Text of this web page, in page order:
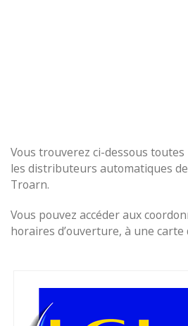
Vous trouverez ci-dessous
les distributeurs automatiques
Troarn.
Vous pouvez accéder aux
horaires d’ouverture, à une carte